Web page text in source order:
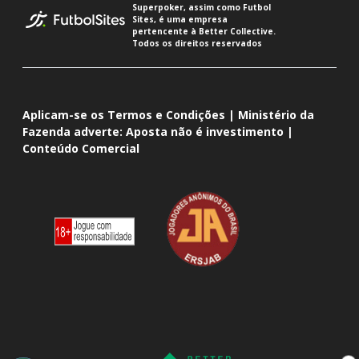
Superpoker, assim como Futbol
Sites, é uma empresa
pertencente à Better Collective.
Todos os direitos reservados
Aplicam-se os Termos e Condições | Ministério da
Fazenda adverte: Aposta não é investimento |
Conteúdo Comercial